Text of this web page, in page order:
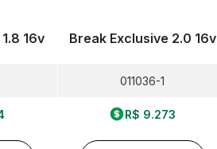
16v Break Exclusive 2.0 16v
011036-1
R$ 9.273